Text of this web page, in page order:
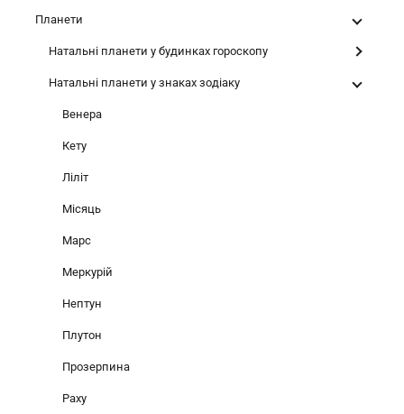
Планети
Натальні планети у будинках гороскопу
Натальні планети у знаках зодіаку
Венера
Кету
Ліліт
Місяць
Марс
Меркурій
Нептун
Плутон
Прозерпина
Раху